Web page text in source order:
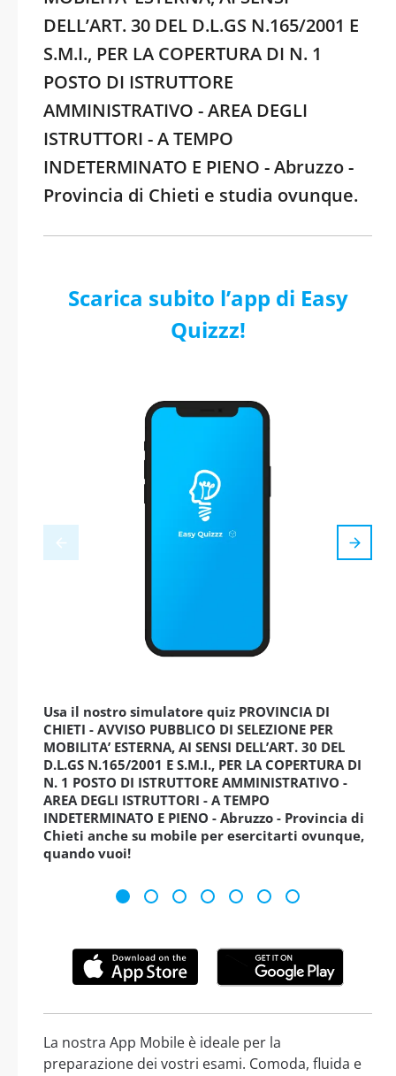
DELL’ART. 30 DEL D.L.GS N.165/2001 E
S.M.I., PER LA COPERTURA DI N. 1
POSTO DI ISTRUTTORE
AMMINISTRATIVO - AREA DEGLI
ISTRUTTORI - A TEMPO
INDETERMINATO E PIENO - Abruzzo -
Provincia di Chieti e studia ovunque.
Scarica subito l’app di Easy
Quizzz!
Usa il nostro simulatore quiz PROVINCIA DI
CHIETI - AVVISO PUBBLICO DI SELEZIONE PER
MOBILITA’ ESTERNA, AI SENSI DELL’ART. 30 DEL
D.L.GS N.165/2001 E S.M.I., PER LA COPERTURA DI
N. 1 POSTO DI ISTRUTTORE AMMINISTRATIVO -
AREA DEGLI ISTRUTTORI - A TEMPO
INDETERMINATO E PIENO - Abruzzo - Provincia di
Chieti anche su mobile per esercitarti ovunque,
quando vuoi!
La nostra App Mobile è ideale per la
preparazione dei vostri esami. Comoda, fluida e